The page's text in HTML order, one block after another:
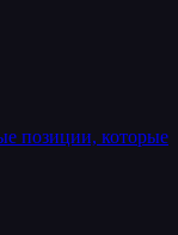
позиции, которые